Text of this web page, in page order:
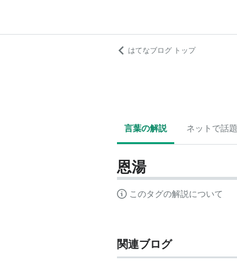
はてなブログ トップ
言葉の解説 ネットで話題
恩湯
このタグの解説について
関連ブログ